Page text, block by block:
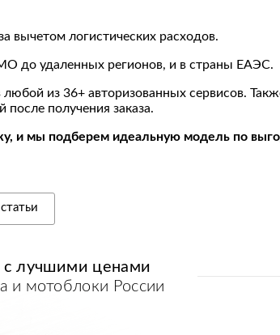
вычетом логистических расходов.
до удаленных регионов, и в страны ЕАЭС.
из 36+ авторизованных сервисов.
получения заказа.
и мы подберем идеальную модель по
статьи
случшими ценами
и мотоблоки России